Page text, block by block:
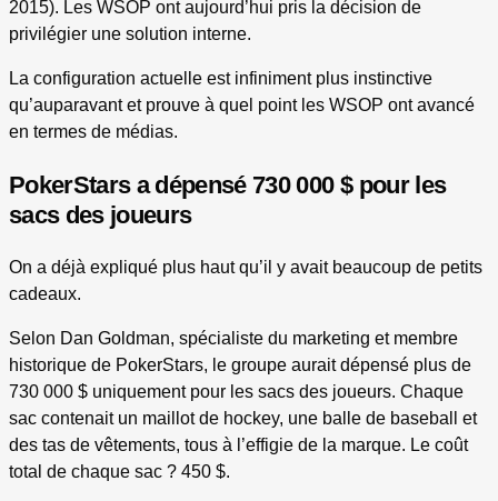
2015). Les WSOP ont aujourd’hui pris la décision de
privilégier une solution interne.
La configuration actuelle est infiniment plus instinctive
qu’auparavant et prouve à quel point les WSOP ont avancé
en termes de médias.
PokerStars a dépensé 730 000 $ pour les
sacs des joueurs
On a déjà expliqué plus haut qu’il y avait beaucoup de petits
cadeaux.
Selon Dan Goldman, spécialiste du marketing et membre
historique de PokerStars, le groupe aurait dépensé plus de
730 000 $ uniquement pour les sacs des joueurs. Chaque
sac contenait un maillot de hockey, une balle de baseball et
des tas de vêtements, tous à l’effigie de la marque. Le coût
total de chaque sac ? 450 $.